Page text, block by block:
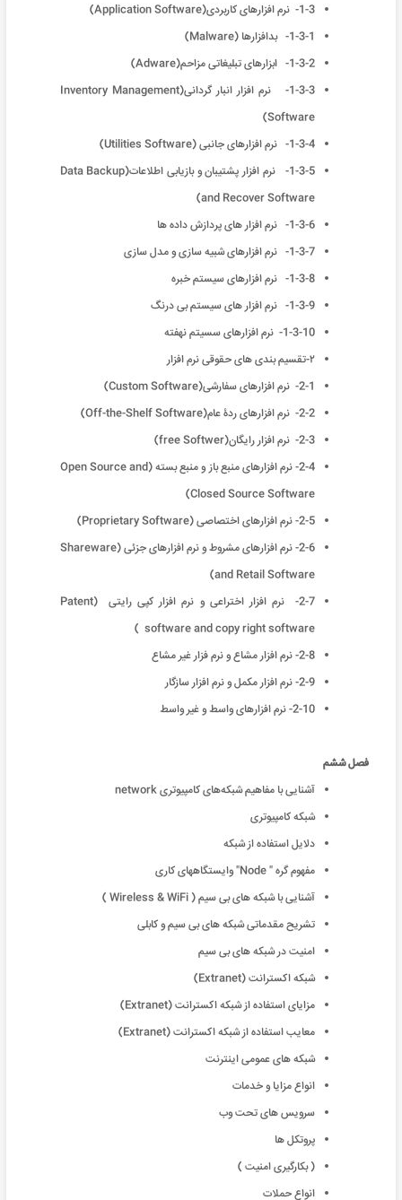
1-3- نرم افزارهای کاربردی(Application Software)
1-3-1- بدافزارها (Malware)
1-3-2- ابزارهای تبلیغاتی مزاحم(Adware)
1-3-3- نرم افزار انبار گردانی(Inventory Management
Software)
1-3-4- نرم افزارهای جانبی (Utilities Software)
1-3-5- نرم افزار پشتیبان و بازیابی اطلاعات(Data Backup
and Recover Software)
1-3-6- نرم افزار های پردازش داده ها
1-3-7- نرم افزارهای شبیه سازی و مدل سازی
1-3-8- نرم افزارهای سیستم خبره
1-3-9- نرم افزار های سیستم بی درنگ
1-3-10- نرم افزارهای سسیتم نهفته
۲-تقسیم بندی های حقوقی نرم افزار
2-1- نرم افزارهای سفارشی(Custom Software)
2-2- نرم افزارهای ردۀ عام(Off-the-Shelf Software)
2-3- نرم افزار رایگان(free Softwer)
2-4- نرم افزارهای منبع باز و منبع بسته (Open Source and
Closed Source Software)
2-5- نرم افزارهای اختصاصی (Proprietary Software)
2-6- نرم افزارهای مشروط و نرم افزارهای جزئی (Shareware
and Retail Software)
2-7- نرم افزار اختراعی و نرم افزار کپی رایتی (Patent
software and copy right software )
2-8- نرم افزار مشاع و نرم فزار غیر مشاع
2-9- نرم افزار مکمل و نرم افزار سازگار
2-10- نرم افزارهای واسط و غیر واسط
فصل ششم
آشنایی با مفاهیم شبکه‌های کامپیوتری network
شبکه کامپیوتری
دلایل استفاده از شبکه
مفهوم گره " Node" وایستگاههای کاری
آشنایی با شبکه های بی سیم ( Wireless & WiFi )
تشریح مقدماتی شبکه های بی سیم و کابلی
امنیت در شبکه های بی سیم
شبکه اکسترانت (Extranet)
مزایای استفاده از شبکه اکسترانت (Extranet)
معایب استفاده از شبکه اکسترانت (Extranet)
شبکه های عمومی اینترنت
انواع مزایا و خدمات
سرویس های تحت وب
پروتکل ها
( بکارگیری امنیت )
انواع حملات